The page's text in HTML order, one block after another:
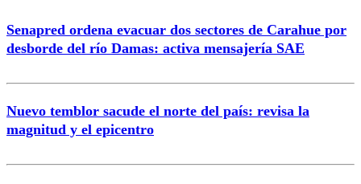
Correo
Senapred ordena evacuar dos sectores de Carahue por
desborde del río Damas: activa mensajería SAE
Nuevo temblor sacude el norte del país: revisa la
magnitud y el epicentro